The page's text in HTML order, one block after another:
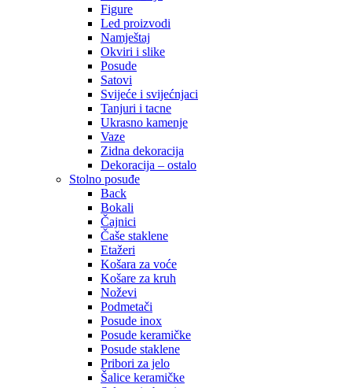
Figure
Led proizvodi
Namještaj
Okviri i slike
Posude
Satovi
Svijeće i svijećnjaci
Tanjuri i tacne
Ukrasno kamenje
Vaze
Zidna dekoracija
Dekoracija – ostalo
Stolno posuđe
Back
Bokali
Čajnici
Čaše staklene
Etažeri
Košara za voće
Košare za kruh
Noževi
Podmetači
Posude inox
Posude keramičke
Posude staklene
Pribori za jelo
Šalice keramičke